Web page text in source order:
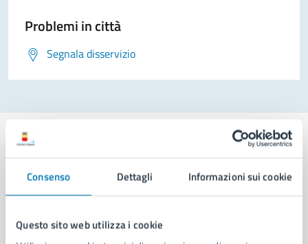
Consenso Dettagli Informazioni sui cookie
Questo sito web utilizza i cookie
Problemi in città
Segnala disservizio
Comune di Napoli
AMMINISTRAZIONE